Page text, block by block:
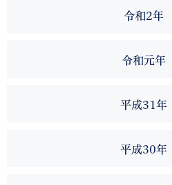
令和2年
令和元年
平成31年
平成30年